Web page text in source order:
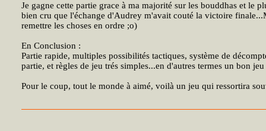
Je gagne cette partie grace à ma majorité sur les bouddhas et le
bien cru que l'échange d'Audrey m'avait couté la victoire
remettre les choses en ordre ;o)
En Conclusion :
Partie rapide, multiples possibilités tactiques, système de
partie, et règles de jeu trés simples...en d'autres termes un bon
Pour le coup, tout le monde à aimé, voilà un jeu qui ressortira